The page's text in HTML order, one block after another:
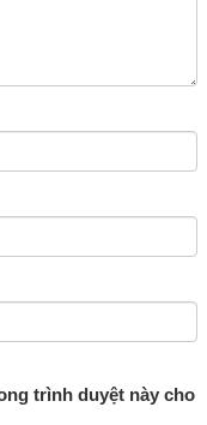
trình duyệt này cho